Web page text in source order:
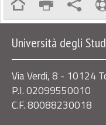
Università degli
Via Verdi, 8 - 10124
P.I. 02099550010
C.F. 80088230018